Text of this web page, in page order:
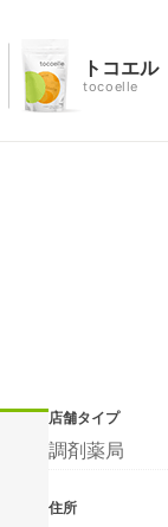
トコエル
tocoelle
店舗タイプ
調剤薬局
住所